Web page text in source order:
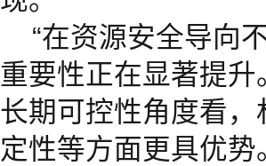
“在资源安全导向
重要性正在显著提
长期可控性角度看
定性等方面更具优势